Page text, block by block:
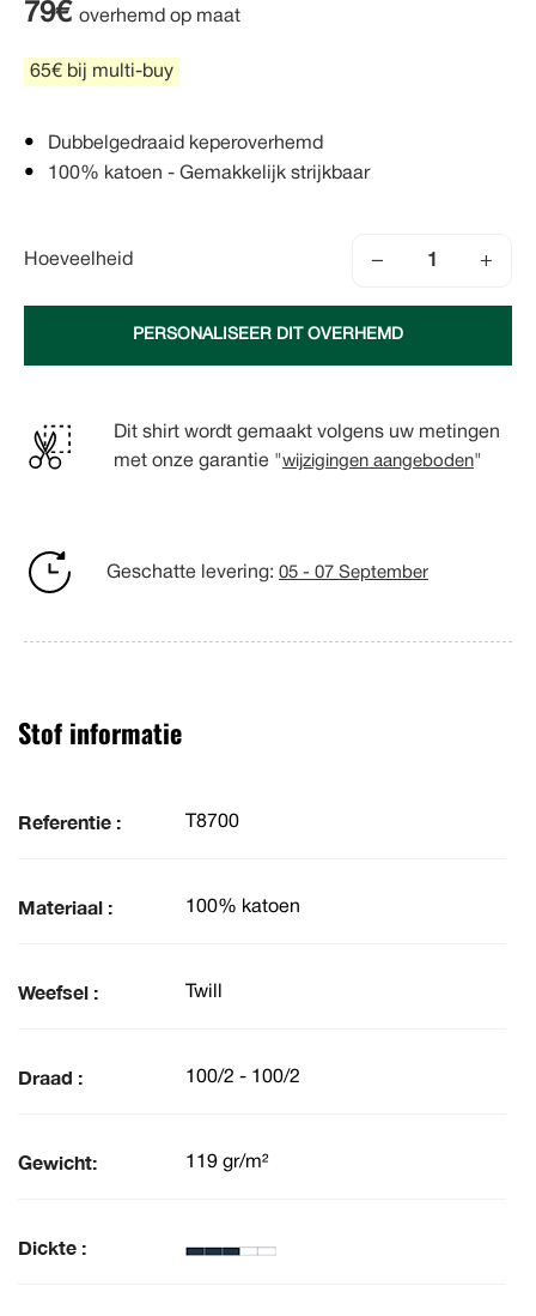
79€ overhemd op maat
65€ bij multi-buy
Dubbelgedraaid keperoverhemd
100% katoen - Gemakkelijk strijkbaar
Hoeveelheid − +
PERSONALISEER DIT OVERHEMD
Dit shirt wordt gemaakt volgens uw metingen
met onze garantie "wijzigingen aangeboden"
Geschatte levering: 05 - 07 September
Stof informatie
Referentie : T8700
Materiaal : 100% katoen
Weefsel : Twill
Draad : 100/2 - 100/2
Gewicht: 119 gr/m²
Dickte :